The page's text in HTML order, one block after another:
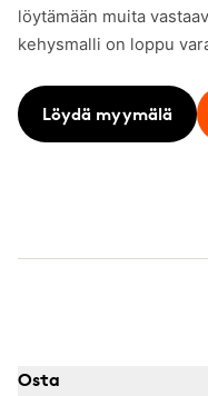
löytämään muita
kehysmalli on loppu
Löydä myymälä
Osta